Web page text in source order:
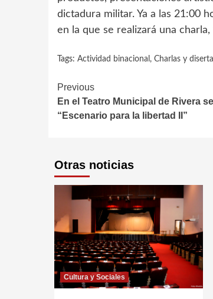
dictadura militar. Ya a las 21:00
en la que se realizará una
Tags: Actividad binacional , Charlas y
Continue
Reading
Previous
En el Teatro Municipal de Rivera
“Escenario para la libertad II”
Otras noticias
Cultura y Sociales